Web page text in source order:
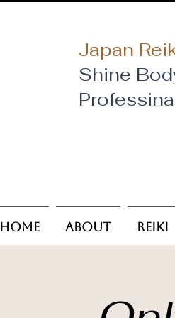
Japan
Shine
Home About Reiki